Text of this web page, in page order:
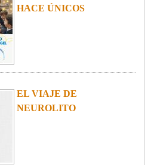
CARRERA SOLIDARIA
2024